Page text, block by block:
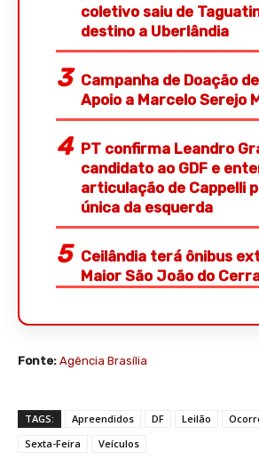
coletivo saiu de
destino a Uberlândia
Campanha de Doação
Apoio a Marcelo Serejo
PT confirma Leandro
candidato ao GDF e
articulação de Cappelli
única da esquerda
Ceilândia terá ônibus
Maior São João do
Fonte: Agência Brasília
TAGS: Apreendidos DF Leilão
Sexta-Feira
Veículos